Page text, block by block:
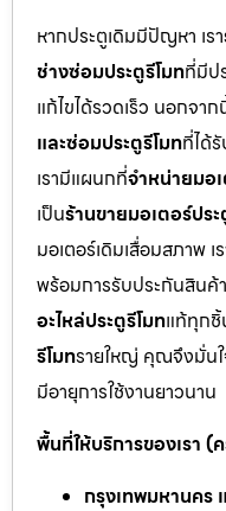
หากประตูเดิมมีปัญหา เรา
ช่างซ่อมประตูรีโมทที่มีป
แก้ไขได้รวดเร็ว นอกจา
และซ่อมประตูรีโมทที่ได้
เรามีแผนกที่จำหน่ายมอ
เป็นร้านขายมอเตอร์ปร
มอเตอร์เดิมเสื่อมสภาพ เ
พร้อมการรับประกันสินค้
อะไหล่ประตูรีโมทแท้ทุกชิ้
รีโมทรายใหญ่ คุณจึงมั่นใ
มีอายุการใช้งานยาวนาน
พื้นที่ให้บริการของเรา
กรุงเทพมหานคร